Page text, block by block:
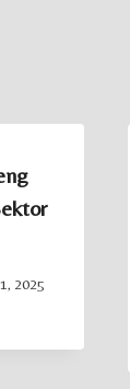
2025